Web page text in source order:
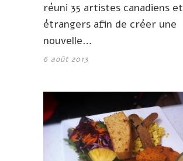
réuni 35 artistes canadiens et
étrangers afin de créer une
nouvelle…
6 août 2013